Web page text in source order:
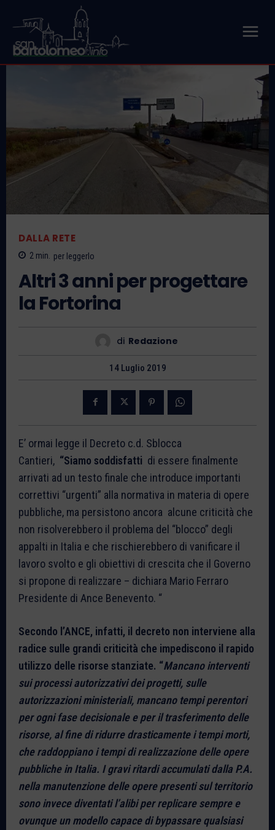
DALLA RETE
2 min. per leggerlo
Altri 3 anni per progettare
la Fortorina
di Redazione
14 Luglio 2019
E’ ormai legge il Decreto c.d. Sblocca
Cantieri, “Siamo soddisfatti di essere finalmente
arrivati ad un testo finale che introduce importanti
correttivi “urgenti” alla normativa in materia di opere
pubbliche, ma persistono ancora alcune criticità che
non risolverebbero il problema del “blocco” degli
appalti in Italia e che rischierebbero di vanificare il
lavoro svolto e gli obiettivi di crescita che il Governo
si propone di realizzare – dichiara Mario Ferraro
Presidente di Ance Benevento. “
Secondo l’ANCE, infatti, il decreto non interviene alla
radice sulle grandi criticità che impediscono il rapido
utilizzo delle risorse stanziate. “Mancano interventi
sui processi autorizzativi dei progetti, sulle
autorizzazioni ministeriali, mancano tempi perentori
per ogni fase decisionale e per il trasferimento delle
risorse, al fine di ridurre drasticamente i tempi morti,
che raddoppiano i tempi di realizzazione delle opere
pubbliche in Italia. I gravi ritardi accumulati dalla P.A.
nella manutenzione delle opere presenti sul territorio
sono invece diventati l’alibi per replicare sempre e
ovunque un modello capace di bypassare qualsiasi